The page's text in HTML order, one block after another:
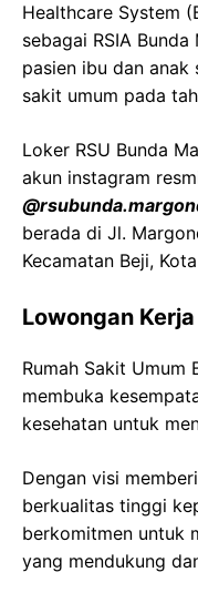
Healthcare System
sebagai RSIA
pasien ibu dan anak
sakit umum pada
Loker RSU Bunda
akun instagram
berada di Jl.
Kecamatan Beji,
Lowongan
Rumah Sakit Umum
membuka
kesehatan untuk
Dengan visi
berkualitas tinggi
berkomitmen untuk
yang mendukung